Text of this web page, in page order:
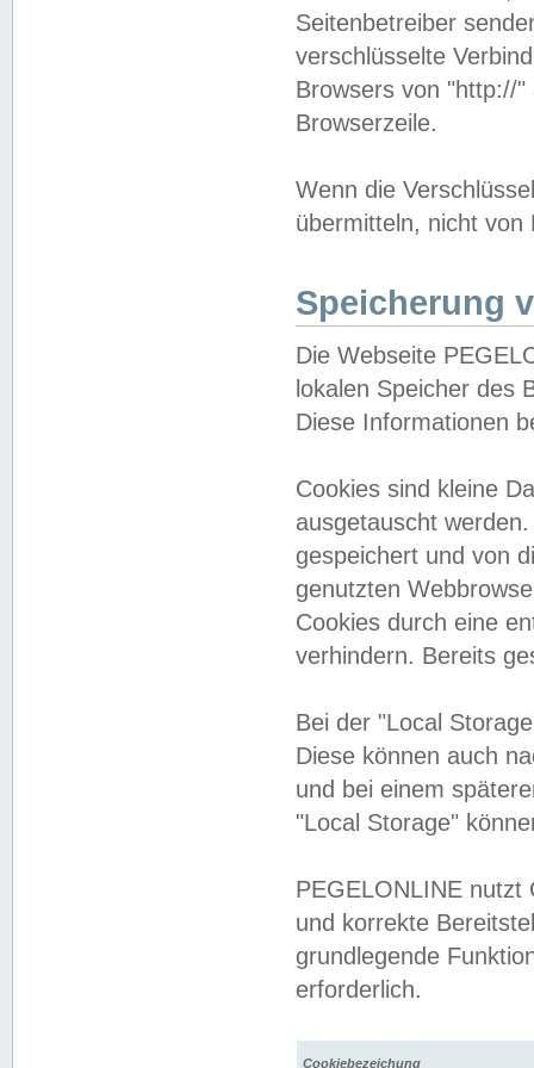
Seitenbetreiber
verschlüsselte
Browsers von "http://
Browserzeile.
Wenn die
übermitteln, nicht von
Speicherung
Die Webseite
lokalen Speicher des
Diese Informationen
Cookies sind kleine
ausgetauscht
gespeichert und von
genutzten
Cookies durch eine
verhindern. Bereits
Bei der "Local
Diese können auch
und bei einem
"Local Storage"
PEGELONLINE nutzt
und korrekte
grundlegende
erforderlich.
Cookiebezeichung